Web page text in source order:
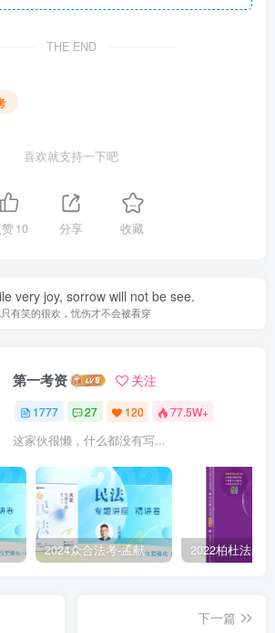
THE END
喜欢就支持一下吧
赞10 分享 收藏
very joy, sorrow will not be see.
有笑的很欢，忧伤才不会被看穿
第一考资 关注
1777 27 120 77.5W+
这家伙很懒，什么都没有写...
2024众合法考-柏浪涛刑法-精讲卷pdf电子版（附视频1-76全） 2024众合法考-孟献贵民法-精讲卷.pdf
下一篇